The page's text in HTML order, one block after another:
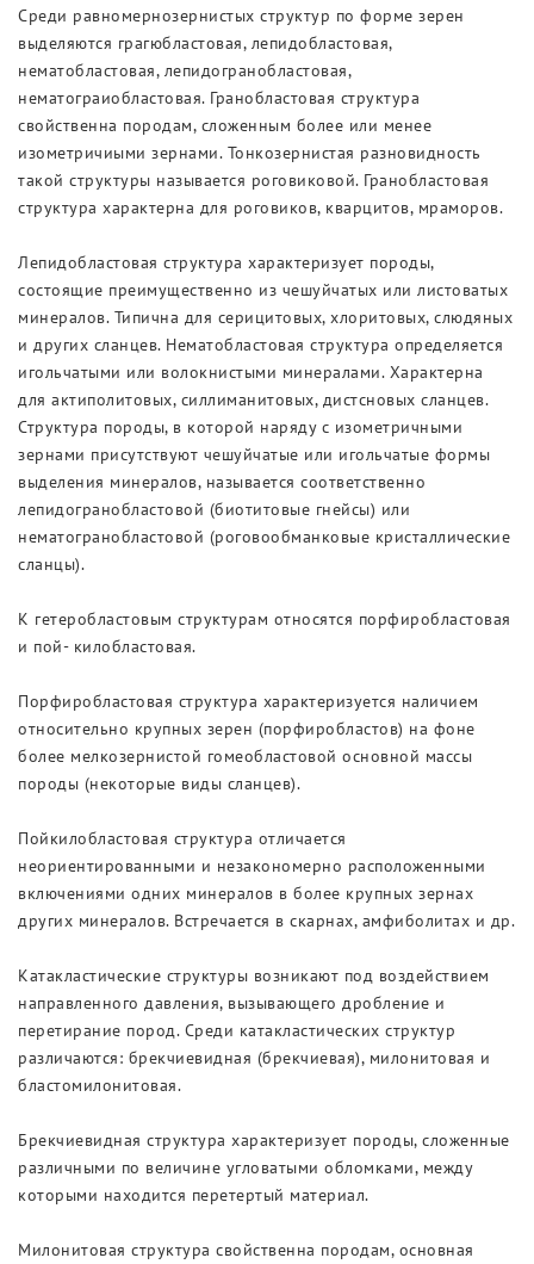
Среди равномернозернистых структур по форме зерен
выделяются грагюбластовая, лепидобластовая,
нематобластовая, лепидогранобластовая,
нематограиобластовая. Гранобластовая структура
свойственна породам, сложенным более или менее
изометричиыми зернами. Тонкозернистая разновидность
такой структуры называется роговиковой. Гранобластовая
структура характерна для роговиков, кварцитов, мраморов.
Лепидобластовая структура характеризует породы,
состоящие преимущественно из чешуйчатых или листоватых
минералов. Типична для серицитовых, хлоритовых, слюдяных
и других сланцев. Нематобластовая структура определяется
игольчатыми или волокнистыми минералами. Характерна
для актиполитовых, силлиманитовых, дистсновых сланцев.
Структура породы, в которой наряду с изометричными
зернами присутствуют чешуйчатые или игольчатые формы
выделения минералов, называется соответственно
лепидогранобластовой (биотитовые гнейсы) или
нематогранобластовой (роговообманковые кристаллические
сланцы).
К гетеробластовым структурам относятся порфиробластовая
и пой- килобластовая.
Порфиробластовая структура характеризуется наличием
относительно крупных зерен (порфиробластов) на фоне
более мелкозернистой гомеобластовой основной массы
породы (некоторые виды сланцев).
Пойкилобластовая структура отличается
неориентированными и незакономерно расположенными
включениями одних минералов в более крупных зернах
других минералов. Встречается в скарнах, амфиболитах и др.
Катакластические структуры возникают под воздействием
направленного давления, вызывающего дробление и
перетирание пород. Среди катакластических структур
различаются: брекчиевидная (брекчиевая), милонитовая и
бластомилонитовая.
Брекчиевидная структура характеризует породы, сложенные
различными по величине угловатыми обломками, между
которыми находится перетертый материал.
Милонитовая структура свойственна породам, основная